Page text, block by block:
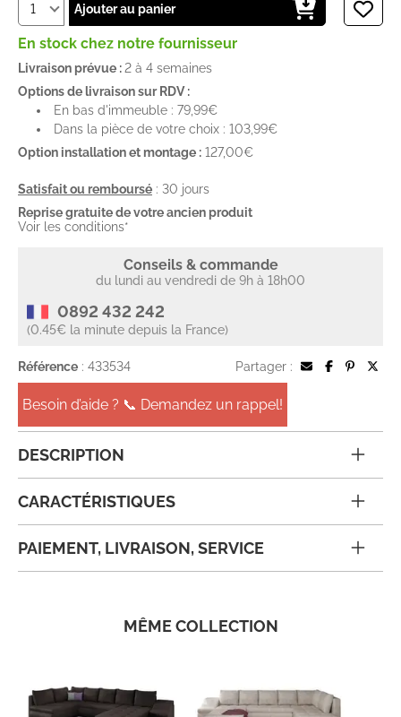
Ajouter au panier
En stock chez notre fournisseur
Livraison prévue :2 à 4 semaines
Options de livraison sur RDV :
En bas d'immeuble : 79,99€
Dans la pièce de votre choix : 103,99€
Option installation et montage : 127,00€
Satisfait ou remboursé : 30 jours
Reprise gratuite de votre ancien produit
Voir les conditions*
Conseils & commande
du lundi au vendredi de 9h à 18h00
0892 432 242
(0.45€ la minute depuis la France)
Référence : 433534 Partager :
Besoin d’aide ? 📞 Demandez un rappel!
DESCRIPTION
CARACTÉRISTIQUES
PAIEMENT, LIVRAISON, SERVICE
MÊME COLLECTION